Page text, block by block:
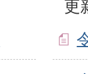
更